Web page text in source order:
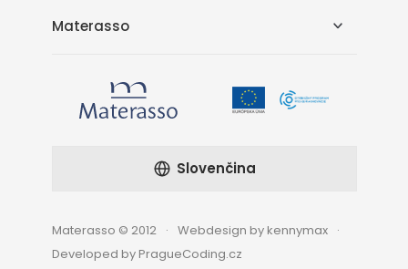
Materasso
Materasso © 2012
Webdesign by kennymax
Developed by PragueCoding.cz
Slovenčina